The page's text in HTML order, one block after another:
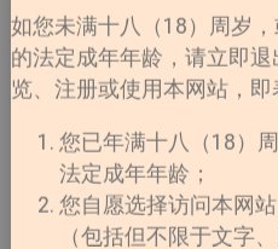
如您未满十八（18）周岁
的法定成年年龄，请立即
览、注册或使用本网站，即
您已年满十八（18）
法定成年年龄；
您自愿选择访问本网
（包括但不限于文字